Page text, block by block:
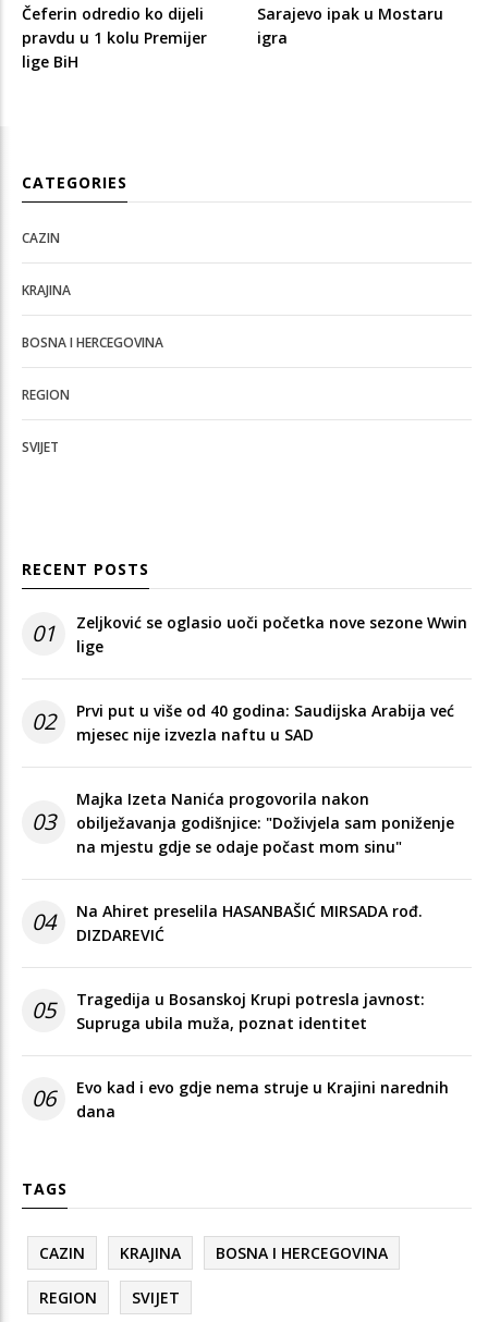
Čeferin odredio ko dijeli
pravdu u 1 kolu Premijer
lige BiH
Sarajevo ipak u Mostaru
igra
CATEGORIES
CAZIN
KRAJINA
BOSNA I HERCEGOVINA
REGION
SVIJET
RECENT POSTS
01
Zeljković se oglasio uoči početka nove sezone Wwin
lige
02
Prvi put u više od 40 godina: Saudijska Arabija već
mjesec nije izvezla naftu u SAD
03
Majka Izeta Nanića progovorila nakon
obilježavanja godišnjice: "Doživjela sam poniženje
na mjestu gdje se odaje počast mom sinu"
04
Na Ahiret preselila HASANBAŠIĆ MIRSADA rođ.
DIZDAREVIĆ
05
Tragedija u Bosanskoj Krupi potresla javnost:
Supruga ubila muža, poznat identitet
06
Evo kad i evo gdje nema struje u Krajini narednih
dana
TAGS
CAZIN KRAJINA BOSNA I HERCEGOVINA
REGION SVIJET